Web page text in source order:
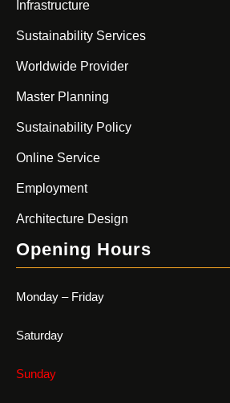
Infrastructure
Sustainability Services
Worldwide Provider
Master Planning
Sustainability Policy
Online Service
Employment
Architecture Design
Opening Hours
Monday – Friday
Saturday
Sunday